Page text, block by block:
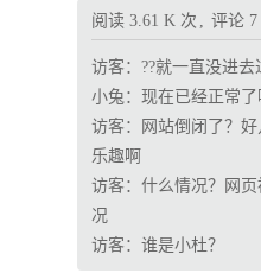
阅读 3.61 K 次 评论 7
访客： ??就一直没进去
小兔： 现在已经正常了
访客：
网站倒闭了？
乐趣啊
访客： 什么情况？网
况
访客： 谁是小杜？